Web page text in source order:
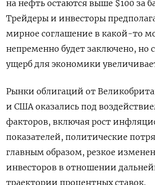
на нефть остаются выше $100 за
Трейдеры и инвесторы
мирное соглашение в какой-то
непременно будет заключено,
ущерб для экономики
Рынки облигаций от
и США оказались под
факторов, включая рост
показателей, политические
главным образом, резкое
инвесторов в отношении
траектории процентных ставок.